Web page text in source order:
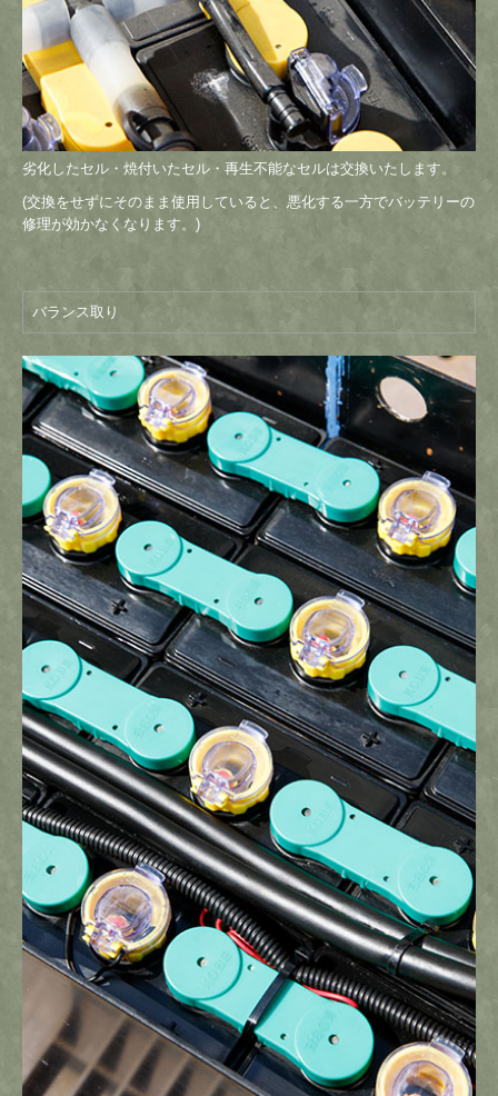
劣化したセル・焼付いたセル・再生不能なセルは交換いたします。
(交換をせずにそのまま使用していると、悪化する一方でバッテリーの
修理が効かなくなります。)
バランス取り